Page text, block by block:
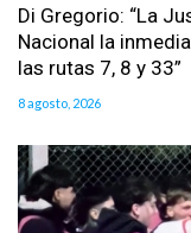
Di Gregorio: “La
Nacional la
las rutas 7, 8 y 33”
8 agosto, 2026